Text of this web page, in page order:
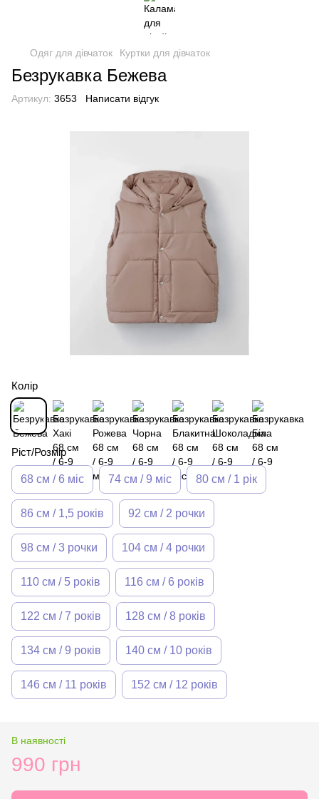
Одяг для дівчаток Куртки для дівчаток
Безрукавка Бежева
Артикул: 3653 Написати відгук
Колір
Ріст/Розмір
68 см / 6 міс 74 см / 9 міс 80 см / 1 рік
86 см / 1,5 років 92 см / 2 рочки
98 см / 3 рочки 104 см / 4 рочки
110 см / 5 років 116 см / 6 років
122 см / 7 років 128 см / 8 років
134 см / 9 років 140 см / 10 років
146 см / 11 років 152 см / 12 років
В наявності
990 грн